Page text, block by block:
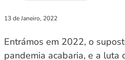
13 de Janeiro, 2022
Entrámos em 2022, o
pandemia acabaria, e a luta